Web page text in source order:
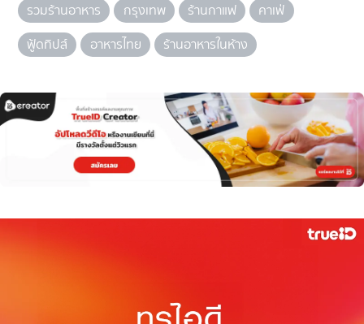
รวมร้านอาหาร
กรุงเทพ ร้านกาแฟ
คาเฟ่
ฟู้ดทิปส์
อาหารไทย ร้านอาหารในห้าง